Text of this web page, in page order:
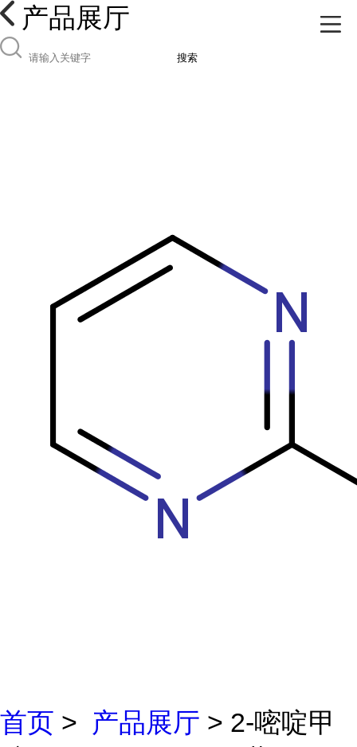
产品展厅
搜索
首页 > 产品展厅 > 2-嘧啶甲